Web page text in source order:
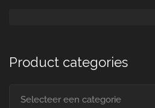
Product categories
Selecteer een categorie